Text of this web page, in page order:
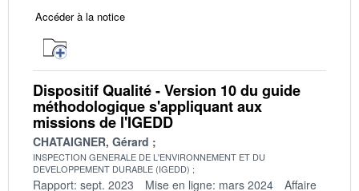
Accéder à la notice
Dispositif Qualité - Version 10 du guide
méthodologique s'appliquant aux
missions de l'IGEDD
CHATAIGNER, Gérard
INSPECTION GENERALE DE L'ENVIRONNEMENT ET DU
DEVELOPPEMENT DURABLE (IGEDD)
Rapport: sept. 2023 Mise en ligne: mars 2024
Affaire